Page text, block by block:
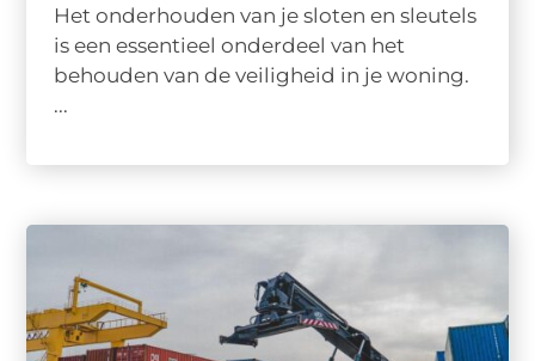
Het onderhouden van je sloten en sleutels
is een essentieel onderdeel van het
behouden van de veiligheid in je woning.
...